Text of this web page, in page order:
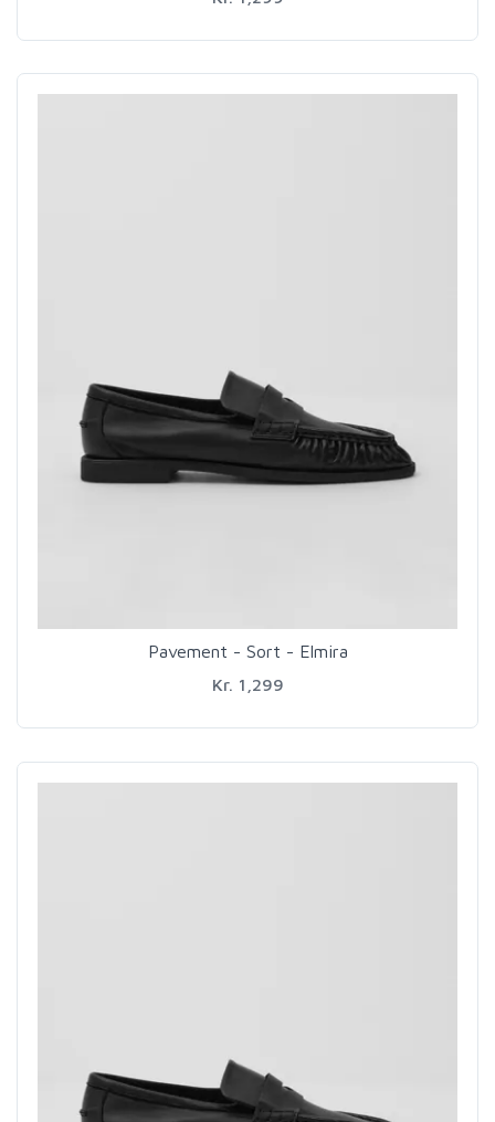
Pavement - Sort - Elmira
Kr. 1,299